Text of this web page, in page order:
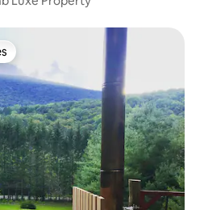
dos hóspedes